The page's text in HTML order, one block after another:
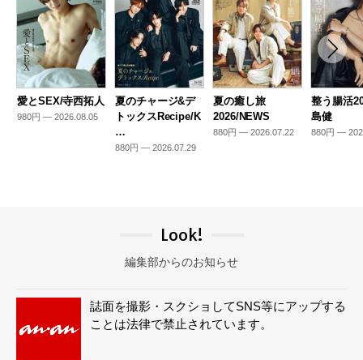
愛とSEX/寺西拓人
980円 — 2026.08.05
夏のチャージ&デ
トックスRecipe/K
…
880円 — 2026.07.29
夏の癒し旅
2026/NEWS
880円 — 2026.07.22
整う腸活
島健
880円 —
Look!
編集部からのお知らせ
誌面を撮影・スクショしてSNS等にアップする
ことは法律で禁止されています。